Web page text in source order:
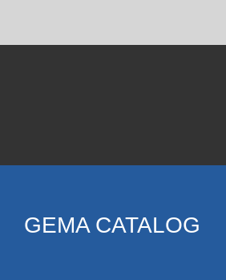
GEMA CATALOG